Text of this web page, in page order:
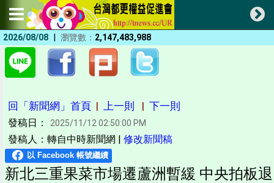
2026/08/08 | 瀏覽數： 2,147,483,988
回「新聞網」首頁 | 上一則 | 下一則
發稿日： 2025/11/12 02:50:00 PM
發稿人：轉自中時新聞網 | 修改新聞稿
新北三重果菜市場遷蘆洲暫緩 中央拍板退